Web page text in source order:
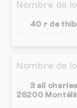
Nombre de
40 r de
Nombre de
3 all
26200